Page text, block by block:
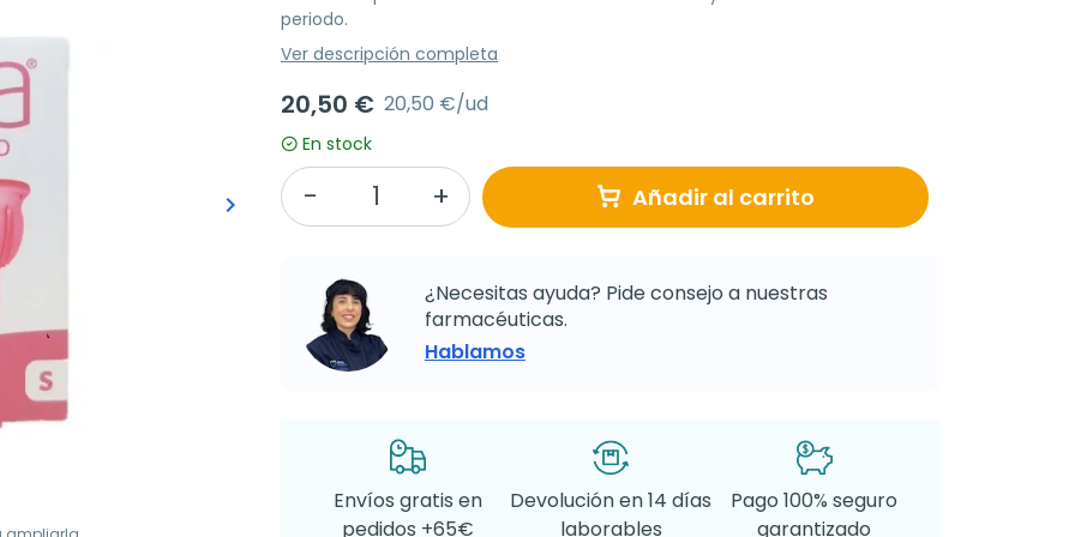
Siguiente
keyboard_arrow_right
periodo.
Ver descripción completa
20,50 € 20,50 €/ud
En stock
Añadir al carrito
¿Necesitas ayuda? Pide consejo a nuestras
farmacéuticas.
Hablamos
Envíos gratis en
pedidos +65€
Devolución en 14 días
laborables
Pago 100% seguro
garantizado